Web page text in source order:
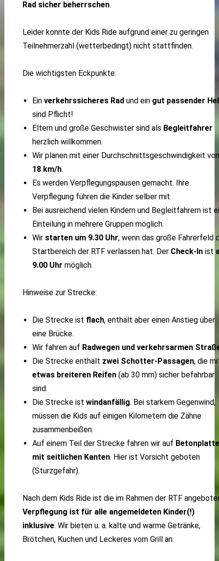
Rad sicher beherrschen.
Leider konnte der Kids Ride aufgrund einer zu geringen
Teilnehmerzahl (wetterbedingt) nicht stattfinden.
Die wichtigsten Eckpunkte:
Ein verkehrssicheres Radund ein gut passender
sind Pflicht!
Eltern und große Geschwister sind als Begleitfahrer
herzlich willkommen.
Wir planen mit einer Durchschnittsgeschwindigkeit von
18 km/h.
Es werden Verpflegungspausen gemacht. Ihre
Verpflegung führen die Kinder selber mit.
Bei ausreichend vielen Kindern und Begleitfahrern ist
Einteilung in mehrere Gruppen möglich.
Wir starten um 9.30 Uhr, wenn das große Fahrerfeld
Startbereich der RTF verlassen hat. Der Check-Inist
9.00 Uhr möglich.
Hinweise zur Strecke:
Die Strecke ist flach, enthält aber einen Anstieg über
eine Brücke.
Wir fahren auf Radwegen und verkehrsarmen
Die Strecke enthält zwei Schotter-Passagen, die
etwas breiteren Reifen(ab 30 mm) sicher befahrbar
sind.
Die Strecke ist windanfällig. Bei starkem Gegenwind,
müssen die Kids auf einigen Kilometern die Zähne
zusammenbeißen.
Auf einem Teil der Strecke fahren wir auf
mit seitlichen Kanten. Hier ist Vorsicht geboten
(Sturzgefahr).
Nach dem Kids Ride ist die im Rahmen der RTF
Verpflegung ist für alle angemeldeten Kinder(!)
inklusive. Wir bieten u. a. kalte und warme Getränke,
Brötchen, Kuchen und Leckeres vom Grill an.